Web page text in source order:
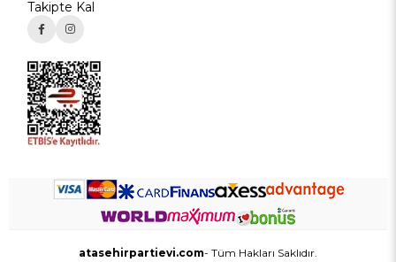
Takipte Kal
atasehirpartievi.com- Tüm Hakları Saklıdır.